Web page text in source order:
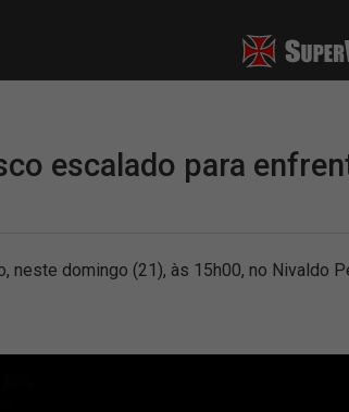
escalado para
neste domingo (21), às 15h00, no Nivaldo